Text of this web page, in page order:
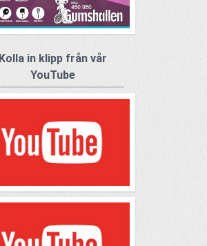
Kolla in klipp från vår
YouTube